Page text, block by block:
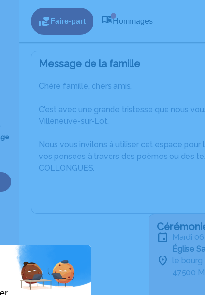
Faire-part Hommages
Message de la famille
Chère famille, chers amis,
C’est avec une grande tristesse que nous
Villeneuve-sur-Lot.
Nous vous invitons à utiliser cet espace
vos pensées à travers des poèmes ou des
COLLONGUES.
mardi
Église
le bourg
47500